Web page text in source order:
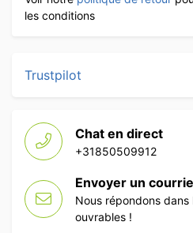
les conditions
Trustpilot
Chat en direct
+31850509912
Envoyer un
Nous répondons dans
ouvrables !